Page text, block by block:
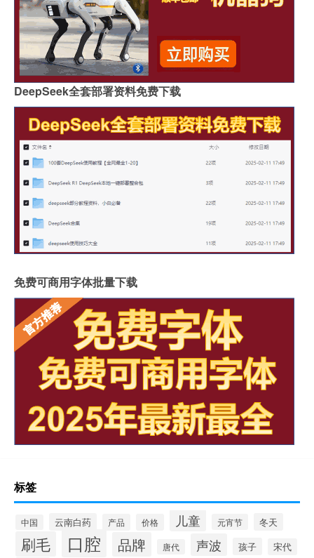
DeepSeek全套部署资料免费下载
免费可商用字体批量下载
标签
中国 云南白药 产品 价格 儿童 元宵节 冬天
刷毛 口腔 品牌 唐代 声波 孩子 宋代